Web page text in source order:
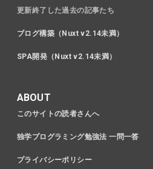
更新終了した過去の記事たち
ブログ構築（Nuxt v2.14未満）
SPA開発（Nuxt v2.14未満）
ABOUT
このサイトの読者さんへ
独学プログラミング勉強法 一問一答
プライバシーポリシー